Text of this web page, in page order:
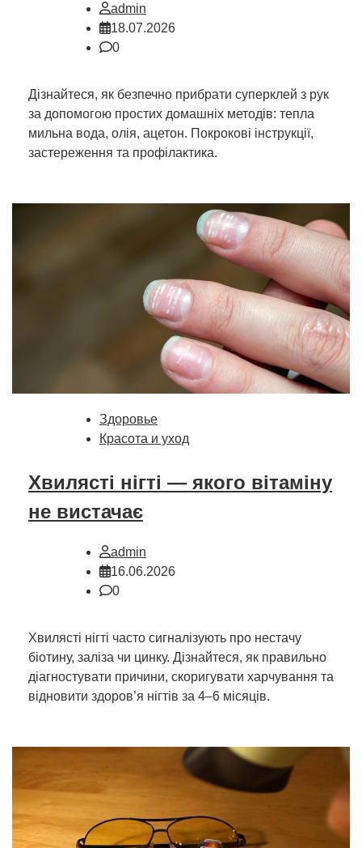
admin
18.07.2026
0
Дізнайтеся, як безпечно прибрати суперклей з рук
за допомогою простих домашніх методів: тепла
мильна вода, олія, ацетон. Покрокові інструкції,
застереження та профілактика.
Здоровье
Красота и уход
Хвилясті нігті — якого вітаміну
не вистачає
admin
16.06.2026
0
Хвилясті нігті часто сигналізують про нестачу
біотину, заліза чи цинку. Дізнайтеся, як правильно
діагностувати причини, скоригувати харчування та
відновити здоров’я нігтів за 4–6 місяців.